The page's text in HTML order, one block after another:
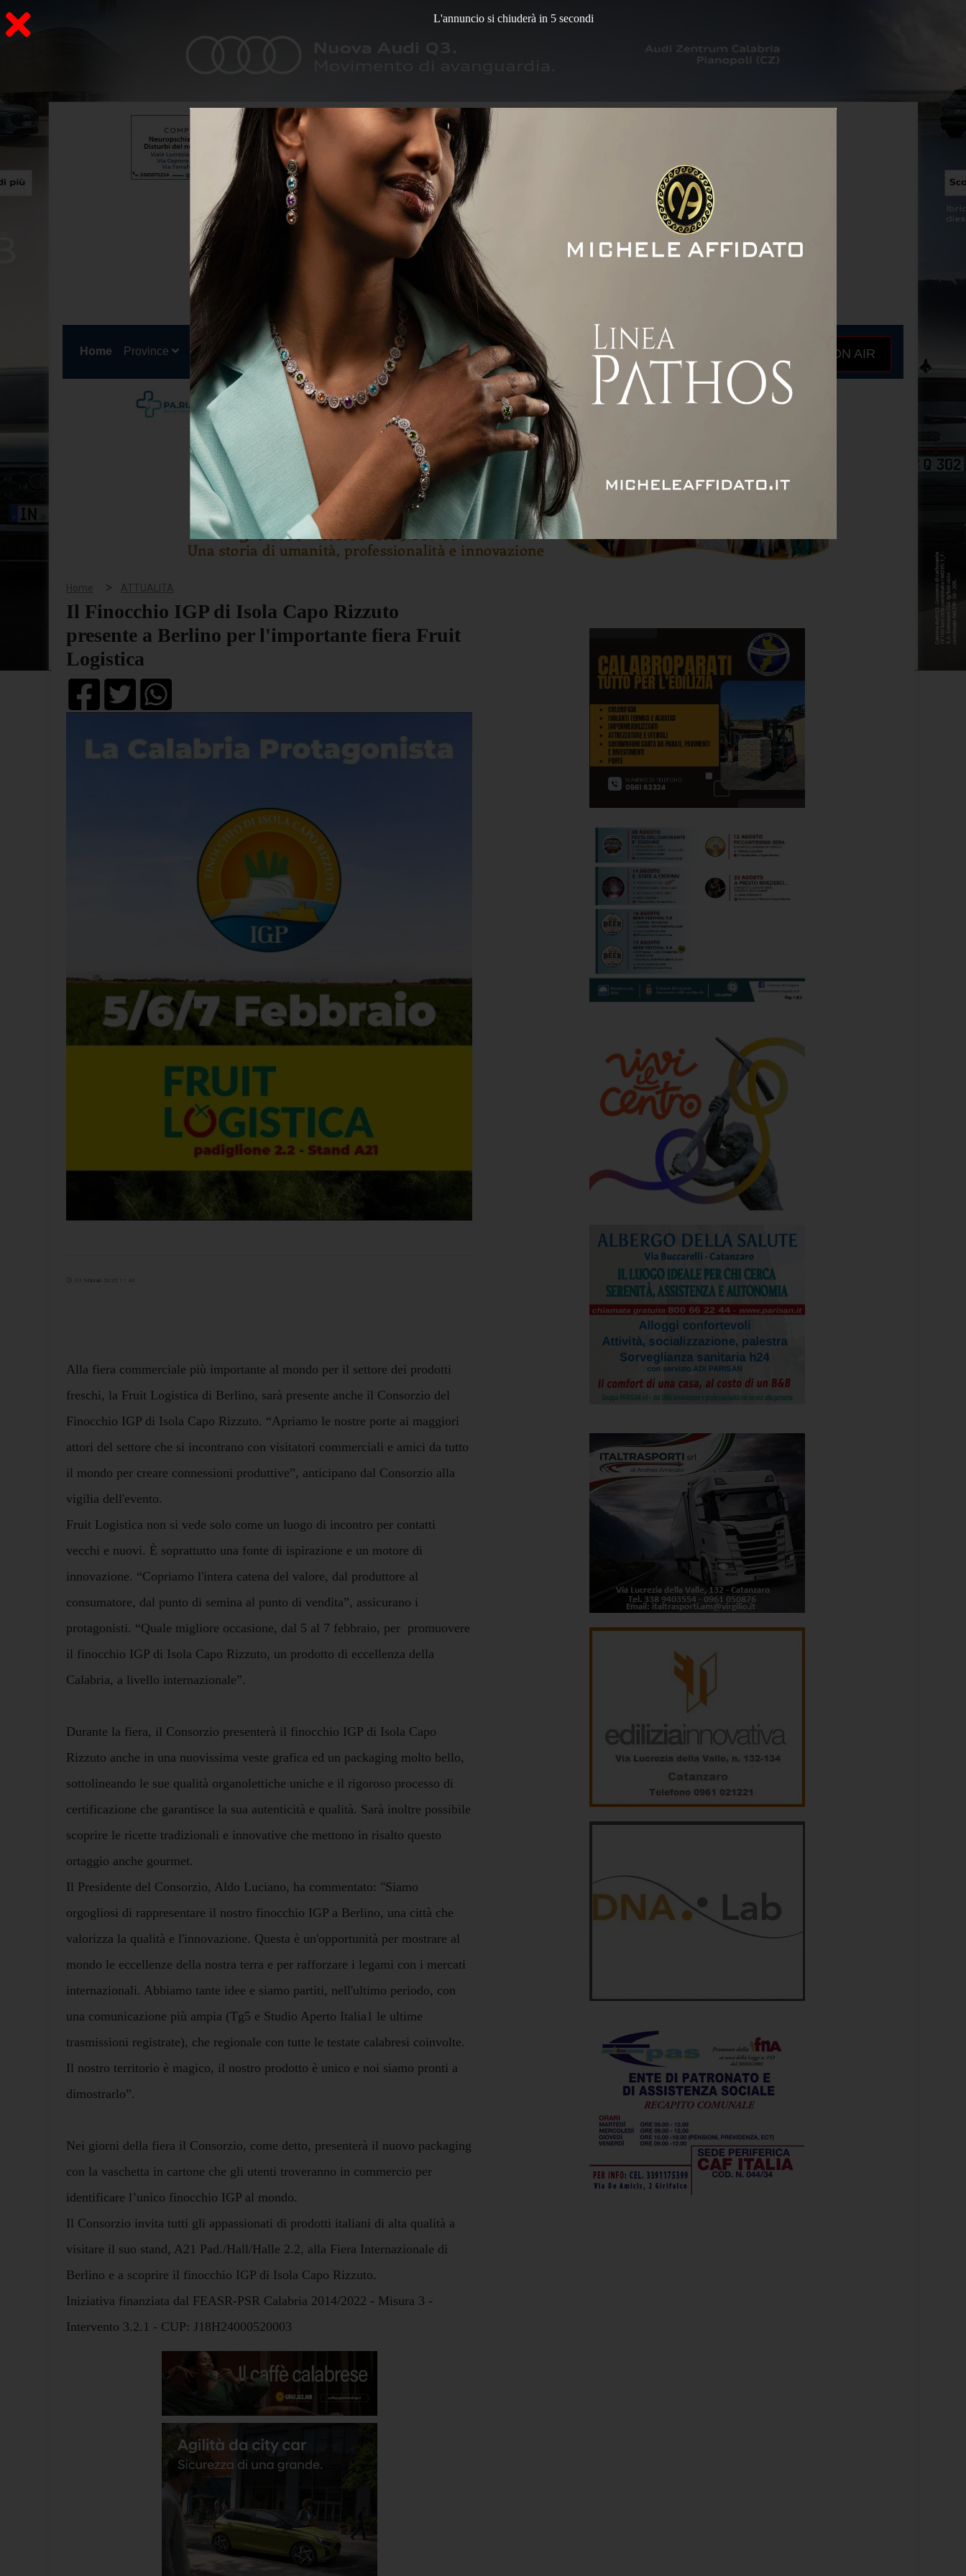
Home (current)
Province Cronaca Politica Attualità Economia Sport Servizi ON AIR
Home > ATTUALITA
Il Finocchio IGP di Isola Capo Rizzuto
presente a Berlino per l'importante fiera Fruit
Logistica
03 febbraio 2025 11:40
Alla fiera commerciale più importante al mondo per il settore dei prodotti
freschi, la Fruit Logistica di Berlino, sarà presente anche il Consorzio del
Finocchio IGP di Isola Capo Rizzuto. “Apriamo le nostre porte ai maggiori
attori del settore che si incontrano con visitatori commerciali e amici da tutto
il mondo per creare connessioni produttive”, anticipano dal Consorzio alla
vigilia dell'evento.
Fruit Logistica non si vede solo come un luogo di incontro per contatti
vecchi e nuovi. È soprattutto una fonte di ispirazione e un motore di
innovazione. “Copriamo l'intera catena del valore, dal produttore al
consumatore, dal punto di semina al punto di vendita”, assicurano i
protagonisti. “Quale migliore occasione, dal 5 al 7 febbraio, per promuovere
il finocchio IGP di Isola Capo Rizzuto, un prodotto di eccellenza della
Calabria, a livello internazionale”.
Durante la fiera, il Consorzio presenterà il finocchio IGP di Isola Capo
Rizzuto anche in una nuovissima veste grafica ed un packaging molto bello,
sottolineando le sue qualità organolettiche uniche e il rigoroso processo di
certificazione che garantisce la sua autenticità e qualità. Sarà inoltre possibile
scoprire le ricette tradizionali e innovative che mettono in risalto questo
ortaggio anche gourmet.
Il Presidente del Consorzio, Aldo Luciano, ha commentato: "Siamo
orgogliosi di rappresentare il nostro finocchio IGP a Berlino, una città che
valorizza la qualità e l'innovazione. Questa è un'opportunità per mostrare al
mondo le eccellenze della nostra terra e per rafforzare i legami con i mercati
internazionali. Abbiamo tante idee e siamo partiti, nell'ultimo periodo, con
una comunicazione più ampia (Tg5 e Studio Aperto Italia1 le ultime
trasmissioni registrate), che regionale con tutte le testate calabresi coinvolte.
Il nostro territorio è magico, il nostro prodotto è unico e noi siamo pronti a
dimostrarlo”.
Nei giorni della fiera il Consorzio, come detto, presenterà il nuovo packaging
con la vaschetta in cartone che gli utenti troveranno in commercio per
identificare l’unico finocchio IGP al mondo.
Il Consorzio invita tutti gli appassionati di prodotti italiani di alta qualità a
visitare il suo stand, A21 Pad./Hall/Halle 2.2, alla Fiera Internazionale di
Berlino e a scoprire il finocchio IGP di Isola Capo Rizzuto.
Iniziativa finanziata dal FEASR-PSR Calabria 2014/2022 - Misura 3 -
Intervento 3.2.1 - CUP: J18H24000520003
L'annuncio si chiuderà in 3 secondi